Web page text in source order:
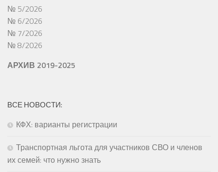
№ 5/2026
№ 6/2026
№ 7/2026
№ 8/2026
АРХИВ 2019-2025
ВСЕ НОВОСТИ:
КФХ: варианты регистрации
Транспортная льгота для участников СВО и членов
их семей: что нужно знать